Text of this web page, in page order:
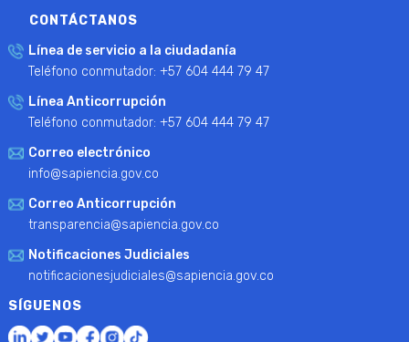
CONTÁCTANOS
Línea de servicio a la ciudadanía
Teléfono conmutador: +57 604 444 79 47
Línea Anticorrupción
Teléfono conmutador: +57 604 444 79 47
Correo electrónico
info@sapiencia.gov.co
Correo Anticorrupción
transparencia@sapiencia.gov.co
Notificaciones Judiciales
notificacionesjudiciales@sapiencia.gov.co
SÍGUENOS